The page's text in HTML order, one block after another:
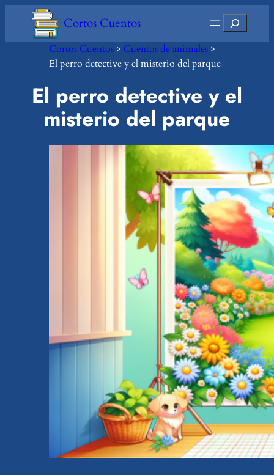
contenido
Cortos Cuentos Buscar
Cortos Cuentos> Cuentos de animales>
El perro detective y el misterio del parque
El perro detective y el
misterio del parque